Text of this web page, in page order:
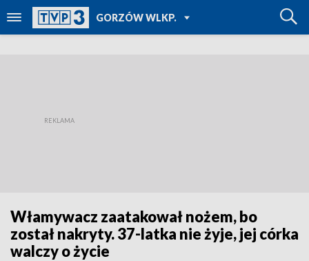
GORZÓW WLKP.
TVP REGIONY
Włamywacz zaatakował nożem, bo
został nakryty. 37-latka nie żyje, jej córka
walczy o życie